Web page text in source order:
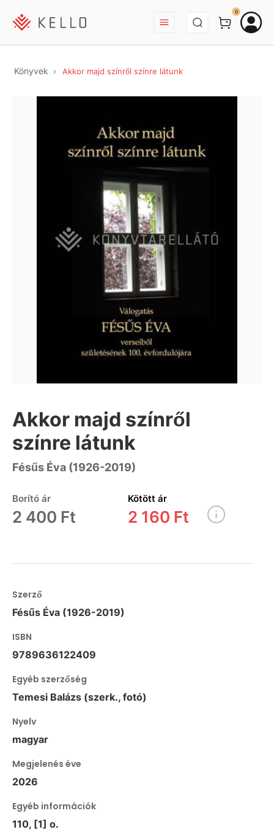
BEJELENTKEZÉS
0
Könyvek Akkor majd színről színre látunk
Akkor majd színről
színre látunk
Fésűs Éva (1926-2019)
Borító ár
2 400 Ft
Kötött ár
2 160 Ft
Szerző
Fésűs Éva (1926-2019)
ISBN
9789636122409
Egyéb szerzőség
Temesi Balázs (szerk., fotó)
Nyelv
magyar
Megjelenés éve
2026
Egyéb információk
110, [1] o.